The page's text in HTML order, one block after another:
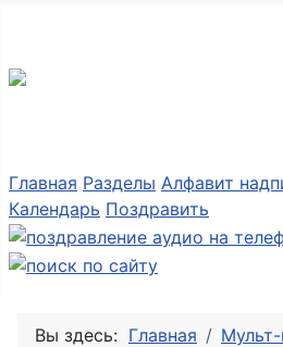
Главная Разделы Алфавит
Календарь Поздравить
Вы здесь: Главная